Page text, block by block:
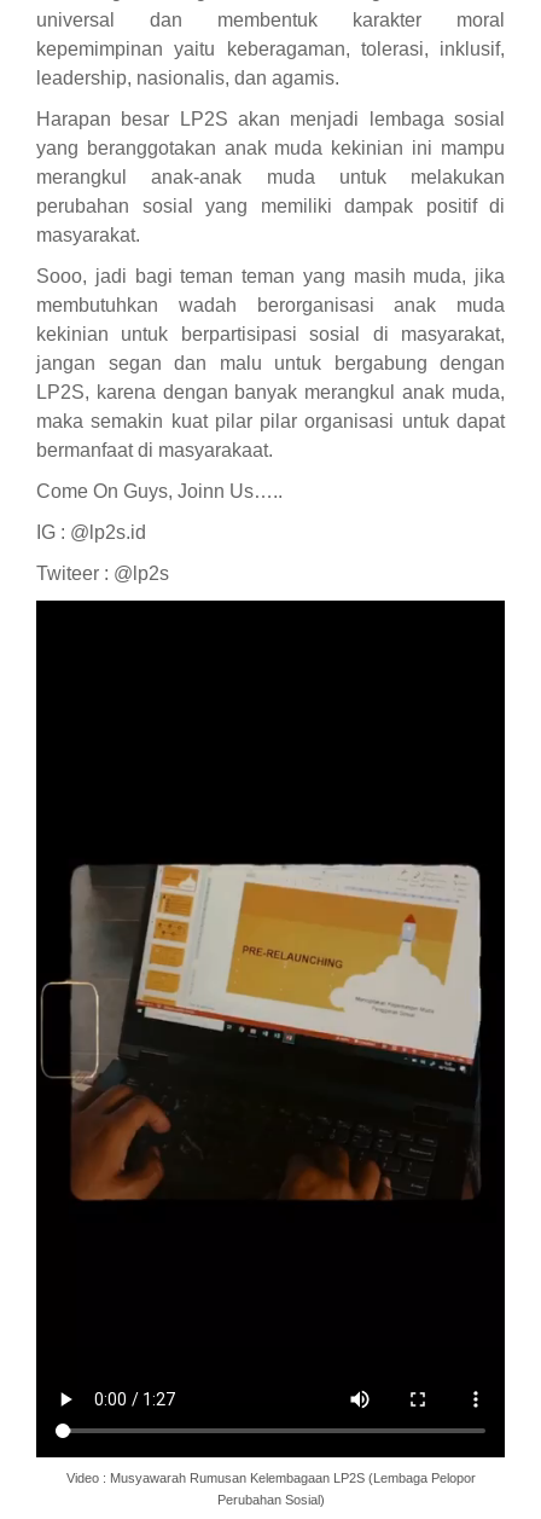
universal dan membentuk karakter moral
kepemimpinan yaitu keberagaman, tolerasi, inklusif,
leadership, nasionalis, dan agamis.
Harapan besar LP2S akan menjadi lembaga sosial
yang beranggotakan anak muda kekinian ini mampu
merangkul anak-anak muda untuk melakukan
perubahan sosial yang memiliki dampak positif di
masyarakat.
Sooo, jadi bagi teman teman yang masih muda, jika
membutuhkan wadah berorganisasi anak muda
kekinian untuk berpartisipasi sosial di masyarakat,
jangan segan dan malu untuk bergabung dengan
LP2S, karena dengan banyak merangkul anak muda,
maka semakin kuat pilar pilar organisasi untuk dapat
bermanfaat di masyarakaat.
Come On Guys, Joinn Us…..
IG : @lp2s.id
Twiteer : @lp2s
Video : Musyawarah Rumusan Kelembagaan LP2S (Lembaga Pelopor
Perubahan Sosial)